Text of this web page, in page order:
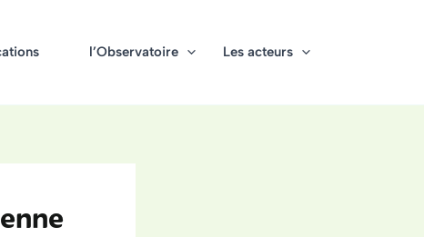
l’Observatoire Les acteurs